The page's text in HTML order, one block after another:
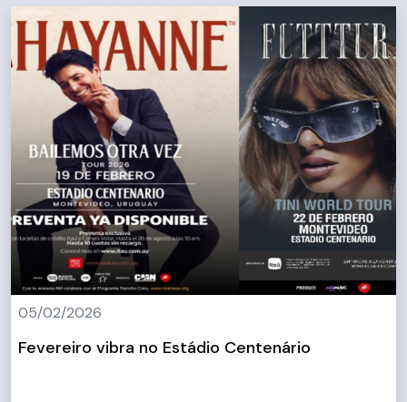
05/02/2026
Fevereiro vibra no Estádio Centenário